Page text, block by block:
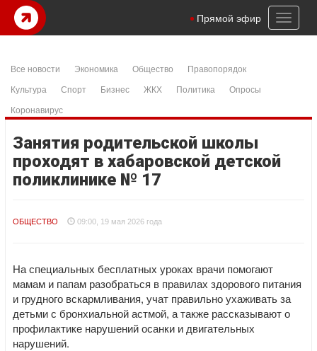
Toggle
Прямой эфир
Все новости Экономика Общество
Правопорядок
Культура
Спорт Бизнес ЖКХ Политика
Опросы
Коронавирус
Занятия родительской школы
проходят в хабаровской детской
поликлинике № 17
ОБЩЕСТВО 09:00, 19 мая 2026 года
На специальных бесплатных уроках врачи помогают
мамам и папам разобраться в правилах здорового питания
и грудного вскармливания, учат правильно ухаживать за
детьми с бронхиальной астмой, а также рассказывают о
профилактике нарушений осанки и двигательных
нарушений.